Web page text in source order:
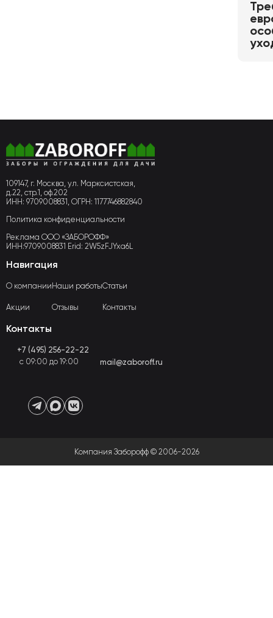
109147, г. Москва, ул. Марксистская,
д.22, стр.1, оф.202
ИНН: 9709008831, ОГРН: 1177746882840
Политика конфиденциальности
Реклама ООО «ЗАБОРОФФ»
ИНН:9709008831 Erid: 2W5zFJYxa6L
Навигация
О компании
Акции
Наши работы
Отзывы
Статьи
Контакты
Контакты
+7 (495) 256-22-22
с 09:00 до 19:00
mail@zaboroff.ru
Компания Заборофф © 2006-2026